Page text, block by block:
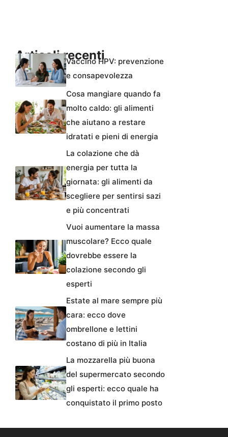
Articoli recentiVaccino HPV: prevenzione
e consapevolezza
Cosa mangiare quando fa
molto caldo: gli alimenti
che aiutano a restare
idratati e pieni di energia
La colazione che dà
energia per tutta la
giornata: gli alimenti da
scegliere per sentirsi sazi
e più concentrati
Vuoi aumentare la massa
muscolare? Ecco quale
dovrebbe essere la
colazione secondo gli
esperti
Estate al mare sempre più
cara: ecco dove
ombrellone e lettini
costano di più in Italia
La mozzarella più buona
del supermercato secondo
gli esperti: ecco quale ha
conquistato il primo posto